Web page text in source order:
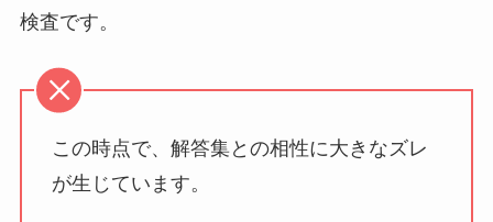
検査です。
この時点で、解答集との相性に大きなズレ
が生じています。